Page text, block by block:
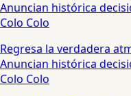
Regresa la verdadera
Anuncian histórica
Colo Colo